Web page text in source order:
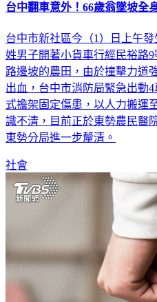
台中翻車意外！66歲翁墜坡
台中市新社區今（1）日上午
姓男子開著小貨車行經民裕路
路邊坡的農田，由於撞擊力道
出血，台中市消防局緊急出動
式擔架固定傷患，以人力搬運
識不清，目前正於東勢農民醫
東勢分局進一步釐清。
社會